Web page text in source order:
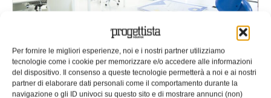
Per fornire le migliori esperienze, noi e i nostri partner utilizziamo
tecnologie come i cookie per memorizzare e/o accedere alle informazioni
del dispositivo. Il consenso a queste tecnologie permetterà a noi e ai nostri
partner di elaborare dati personali come il comportamento durante la
navigazione o gli ID univoci su questo sito e di mostrare annunci (non)
Yaskawa Academy ottiene la
certificazione ISO 9001 EA-37
Yaskawa Italia ha recentemente ottenuto la certificazione
ISO 9001 EA-37 che conferisce all’azienda il ruolo di vero